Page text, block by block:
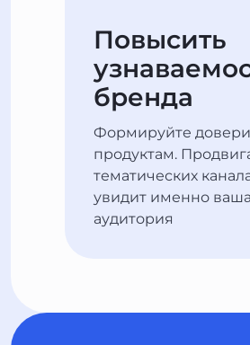
Повысить
бренда
Формируйте
продуктам.
тематических
увидит именно
аудитория